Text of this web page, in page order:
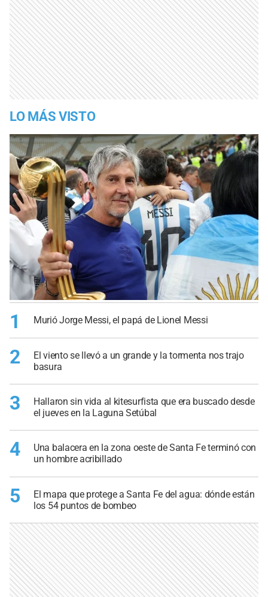
LO MÁS VISTO
1 Murió Jorge Messi, el papá de Lionel Messi
2
El viento se llevó a un grande y la tormenta nos trajo
basura
3
Hallaron sin vida al kitesurfista que era buscado desde
el jueves en la Laguna Setúbal
4
Una balacera en la zona oeste de Santa Fe terminó con
un hombre acribillado
5
El mapa que protege a Santa Fe del agua: dónde están
los 54 puntos de bombeo